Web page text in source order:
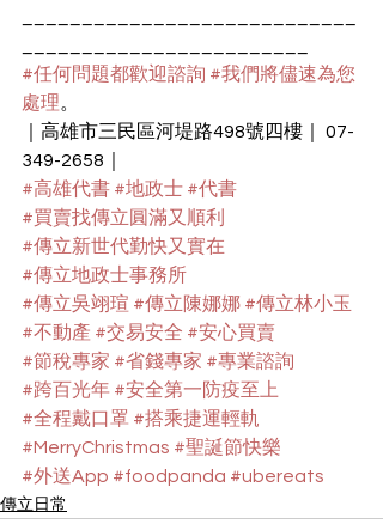
#任何問題都歡迎諮詢 #我們將儘速為您
處理。
｜高雄市三民區河堤路498號四樓｜ 07-
349-2658｜
#高雄代書 #地政士 #代書
#買賣找傳立圓滿又順利
#傳立新世代勤快又實在
#傳立地政士事務所
#傳立吳翊瑄 #傳立陳娜娜 #傳立林小玉
#不動產 #交易安全 #安心買賣
#節稅專家 #省錢專家 #專業諮詢
#跨百光年 #安全第一防疫至上
#全程戴口罩 #搭乘捷運輕軌
#MerryChristmas #聖誕節快樂
#外送App #foodpanda #ubereats
傳立日常